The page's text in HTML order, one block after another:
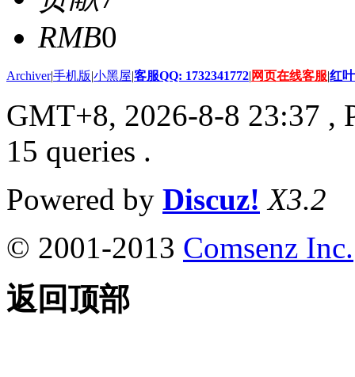
RMB0
Archiver|手机版|小黑屋|客服QQ: 1732341772| 网页在线客服|红
GMT+8, 2026-8-8 23:37 ,
15 queries .
Powered by Discuz! X3.2
© 2001-2013 Comsenz Inc.
返回顶部